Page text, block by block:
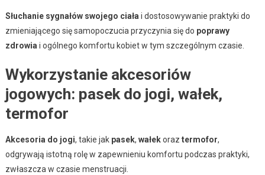
Słuchanie sygnałów swojego ciałai dostosowywanie praktyki do
zmieniającego się samopoczucia przyczynia się do poprawy
zdrowiai ogólnego komfortu kobiet w tym szczególnym czasie.
Wykorzystanie akcesoriów
jogowych: pasek do jogi, wałek,
termofor
Akcesoria do jogi, takie jak pasek, wałekoraz termofor,
odgrywają istotną rolę w zapewnieniu komfortu podczas praktyki,
zwłaszcza w czasie menstruacji.